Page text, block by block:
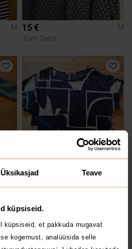
Üksikasjad Teave
küpsiseid.
küpsiseid, et pakkuda mugavat
kogemust, analüüsida selle
M 15 €
M
Tom Tailor